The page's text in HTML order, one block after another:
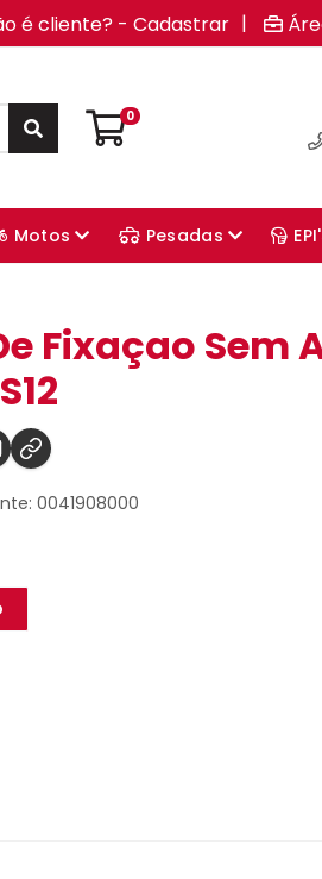
é cliente? - Cadastrar |
0
Motos Pesadas
Fixaçao Sem
0041908000